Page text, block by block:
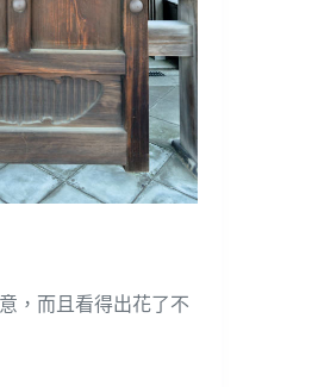
，而且看得出花了不